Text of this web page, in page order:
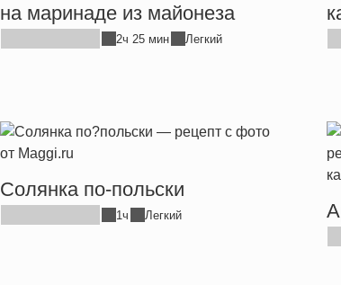
на маринаде из майонеза
2ч 25 мин Легкий
Солянка по-польски
1ч Легкий